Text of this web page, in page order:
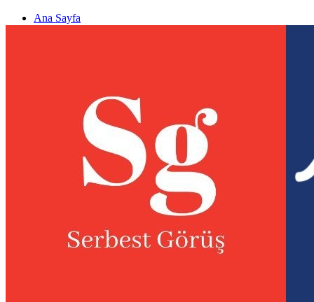
Ana Sayfa